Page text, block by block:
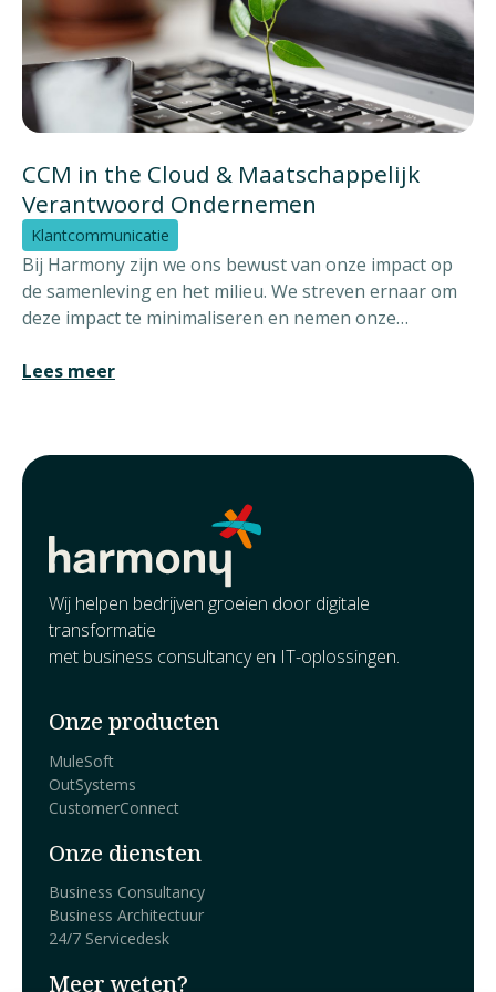
CCM in the Cloud & Maatschappelijk
Verantwoord Ondernemen
Klantcommunicatie
Bij Harmony zijn we ons bewust van onze impact op
de samenleving en het milieu. We streven ernaar om
deze impact te minimaliseren en nemen onze
Communication Management (CCM) houden wij ons
communicaties op het milieu kleiner dan bij fysieke
communicaties en vaak ook efficiënter. Denk aan het
digitaal (meervoudig) ondertekenen van een
communicatie. Dat gaat veel sneller dan de
conventionele manier waarbij een papieren document
geprint en gescand wordt en het een tijdrovende en
arbeidsintensieve klus is om ervoor te zorgen dat het
document door alle partijen getekend wordt.
Lees meer
Wij helpen bedrijven groeien door digitale
transformatie
met business consultancy en IT-oplossingen.
Onze producten
MuleSoft
OutSystems
CustomerConnect
Onze diensten
Business Consultancy
Business Architectuur
24/7 Servicedesk
Meer weten?